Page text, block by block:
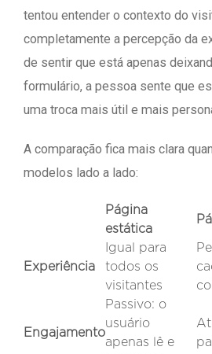
tentou entender o contexto do
completamente a percepção da
de sentir que está apenas
formulário, a pessoa sente que
uma troca mais útil e mais
A comparação fica mais clara
modelos lado a lado:
Página
estática
Experiência
Igual para
todos os
visitantes
Engajamento
Passivo: o
usuário
apenas lê e